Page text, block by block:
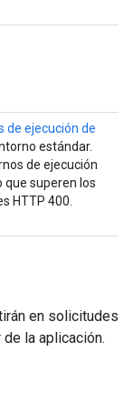
de ejecución de
estándar.
de ejecución
que superen los
HTTP 400.
en solicitudes
la aplicación.